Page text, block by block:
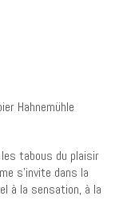
Hahnemühle
tabous du plaisir
s’invite dans la
à la sensation, à la